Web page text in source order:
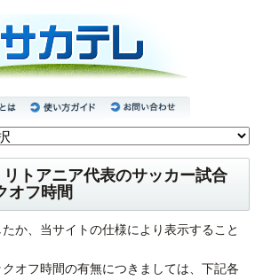
トアニア代表のサッカー試合
オフ時間
か、当サイトの仕様により表示すること
オフ時間の有無につきましては、下記各